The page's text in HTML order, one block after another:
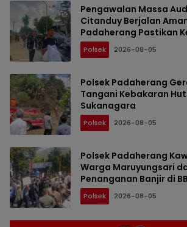
Pengawalan Massa
Citanduy Berjalan
Padaherang Pastikan
Berlangsung Kondusif
Polsek 2026-08-05
Polsek Padaherang
Tangani Kebakaran
Sukanagara
Polsek 2026-08-05
Polsek Padaherang
Warga Maruyungsari
Penanganan Banjir di
Polsek 2026-08-05